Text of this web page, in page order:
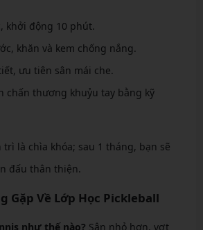
khởi động 10 phút.
khăn và kem chống nắng.
ưu tiên sân mái che.
chấn thương khuỷu tay bằng kỹ
là chìa khóa; sau 1 tháng, bạn sẽ
đấu thân thiện.
Gặp Về Lớp Học Pickleball
như thế nào? Sân nhỏ hơn, vợt